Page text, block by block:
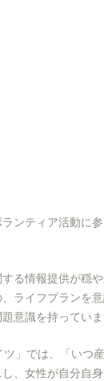
ンティア活動に
る情報提供が穏
ライフプランを
意識を持っていま
」では、「いつ
、女性が自分自